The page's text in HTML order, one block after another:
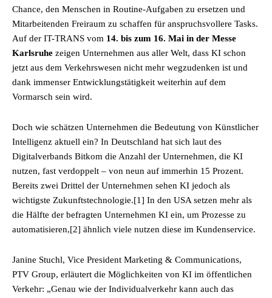
Chance, den Menschen in Routine-Aufgaben zu ersetzen und
Mitarbeitenden Freiraum zu schaffen für anspruchsvollere Tasks.
Auf der IT-TRANS vom 14. bis zum 16. Mai in der Messe
Karlsruhe zeigen Unternehmen aus aller Welt, dass KI schon
jetzt aus dem Verkehrswesen nicht mehr wegzudenken ist und
dank immenser Entwicklungstätigkeit weiterhin auf dem
Vormarsch sein wird.
Doch wie schätzen Unternehmen die Bedeutung von Künstlicher
Intelligenz aktuell ein? In Deutschland hat sich laut des
Digitalverbands Bitkom die Anzahl der Unternehmen, die KI
nutzen, fast verdoppelt – von neun auf immerhin 15 Prozent.
Bereits zwei Drittel der Unternehmen sehen KI jedoch als
wichtigste Zukunftstechnologie.[1] In den USA setzen mehr als
die Hälfte der befragten Unternehmen KI ein, um Prozesse zu
automatisieren,[2] ähnlich viele nutzen diese im Kundenservice.
Janine Stuchl, Vice President Marketing & Communications,
PTV Group, erläutert die Möglichkeiten von KI im öffentlichen
Verkehr: „Genau wie der Individualverkehr kann auch das